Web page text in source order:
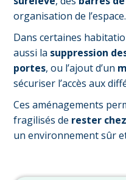
organisation de l’espace.
Dans certaines
aussi la suppression
portes, ou l’ajout d’un
sécuriser l’accès aux
Ces aménagements
fragilisés de rester
un environnement sûr